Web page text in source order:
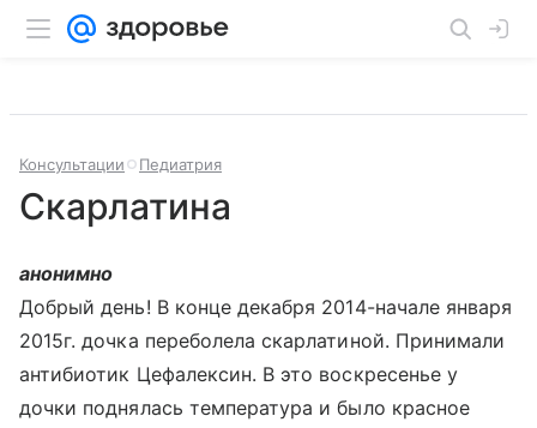
Консультации Педиатрия
Скарлатина
анонимно
Добрый день! В конце декабря 2014-начале января
2015г. дочка переболела скарлатиной. Принимали
антибиотик Цефалексин. В это воскресенье у
дочки поднялась температура и было красное